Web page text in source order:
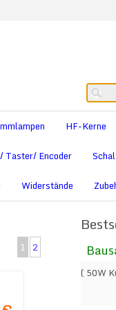
HF-Kerne
Taster/ Encoder
Widerstände
1 2
( 50W